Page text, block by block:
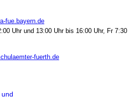
fue.bayern.de
Uhr und 13:00 Uhr bis 16:00 Uhr, Fr 7:30